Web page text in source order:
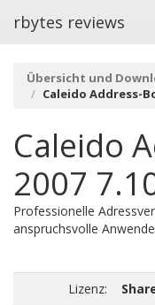
rbytes reviews
Übersicht und
Caleido Address-
Caleido
2007
Professionelle
anspruchsvolle
Lizenz: